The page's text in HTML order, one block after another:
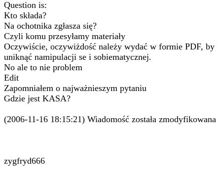
Question is:
Kto składa?
Na ochotnika zgłasza się?
Czyli komu przesyłamy materiały
Oczywiście, oczywiżdość należy wydać w formie PDF, by
uniknąć namipulacji se i sobiematycznej.
No ale to nie problem
Edit
Zapomniałem o najważnieszym pytaniu
Gdzie jest KASA?
(2006-11-16 18:15:21) Wiadomość została zmodyfikowana
zygfryd666